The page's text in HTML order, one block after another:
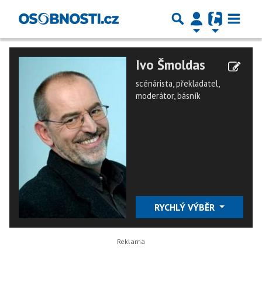
Ivo Šmoldas
scénárista, překladatel,
moderátor, básník
RYCHLÝ VÝBĚR